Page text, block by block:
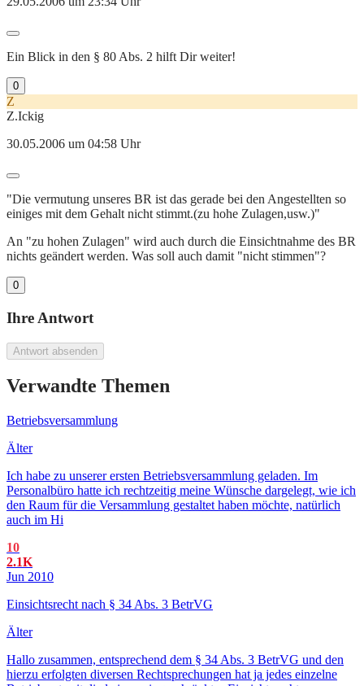
Ein Blick in den § 80 Abs. 2 hilft Dir weiter!
0
Z
Z.Ickig
30.05.2006 um 04:58 Uhr
"Die vermutung unseres BR ist das gerade bei den Angestellten so
einiges mit dem Gehalt nicht stimmt.(zu hohe Zulagen,usw.)"
An "zu hohen Zulagen" wird auch durch die Einsichtnahme des BR
nichts geändert werden. Was soll auch damit "nicht stimmen"?
0
Ihre Antwort
Antwort absenden
Verwandte Themen
Betriebsversammlung
Älter
Ich habe zu unserer ersten Betriebsversammlung geladen. Im
Personalbüro hatte ich rechtzeitig meine Wünsche dargelegt, wie ich
den Raum für die Versammlung gestaltet haben möchte, natürlich
auch im Hi
10
2.1K
Jun 2010
Einsichtsrecht nach § 34 Abs. 3 BetrVG
Älter
Hallo zusammen, entsprechend dem § 34 Abs. 3 BetrVG und den
hierzu erfolgten diversen Rechtsprechungen hat ja jedes einzelne